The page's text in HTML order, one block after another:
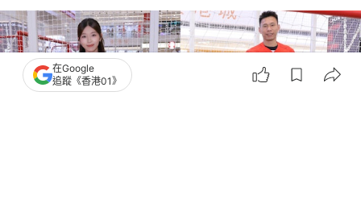
在Google
追蹤《香港01》